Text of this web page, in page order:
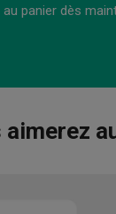
panier dès
aimerez